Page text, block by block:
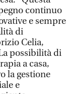
continuo
e sempre
di
Celia,
possibilità di
a casa,
la gestione
e